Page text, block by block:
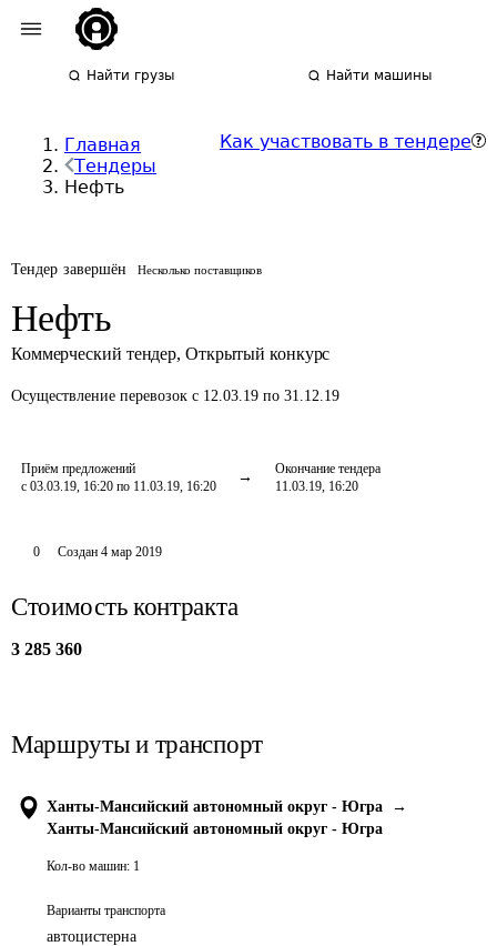
Найти грузы Найти машины
Главная
Тендеры
Нефть
Как участвовать в тендере
Тендер завершён Несколько поставщиков
Нефть
Коммерческий тендер, Открытый конкурс
Осуществление перевозок с 12.03.19 по 31.12.19
Приём предложений
с 03.03.19, 16:20 по 11.03.19, 16:20
Окончание тендера
11.03.19, 16:20
0 Создан 4 мар 2019
Стоимость контракта
3 285 360
Маршруты и транспорт
Ханты-Мансийский автономный округ - Югра
→
Ханты-Мансийский автономный округ - Югра
Кол-во машин: 1
Варианты транспорта
автоцистерна